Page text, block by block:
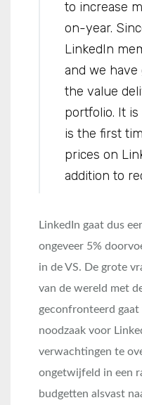
to increase
on-year.
LinkedIn
and we
the value
portfolio. It
is the first
prices on
addition to
LinkedIn gaat dus
ongeveer 5%
in de VS. De grote
van de wereld met
geconfronteerd
noodzaak voor
verwachtingen te
ongetwijfeld in een
budgetten alsvast